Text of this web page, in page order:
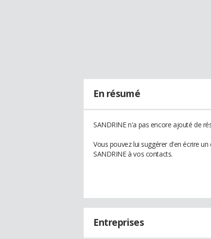
En résumé
SANDRINE n'a pas encore ajouté de
Vous pouvez lui suggérer d'en écrire
SANDRINE à vos contacts.
Entreprises